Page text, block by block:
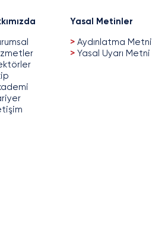
Yasal Metinler
> Aydınlatma Metni
> Yasal Uyarı Metni